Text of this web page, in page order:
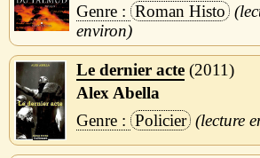
Roman Histo
Le dernier acte 2011
Alex Abella
Policier